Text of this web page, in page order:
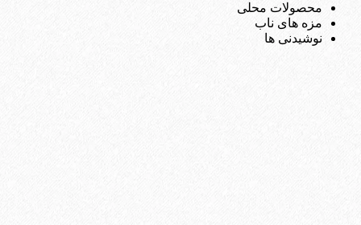
محصولات محلی
مزه های ناب
نوشیدنی ها